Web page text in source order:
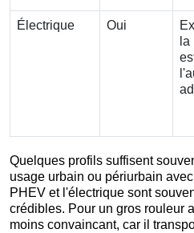
Électrique Oui
Quelques profils suffisent
usage urbain ou périurbain
PHEV et l'électrique sont
crédibles. Pour un gros rouleur
moins convaincant, car il